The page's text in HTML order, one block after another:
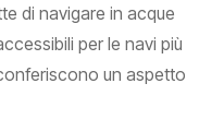
di navigare in acque
per le navi più
un aspetto